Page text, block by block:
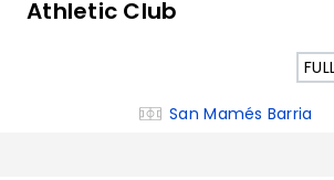
Athletic Club
San Mamés Barria